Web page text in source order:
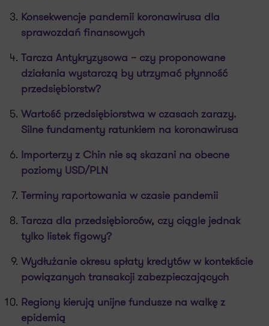
Konsekwencje pandemii koronawirusa dla
sprawozdań finansowych
Tarcza Antykryzysowa – czy proponowane
działania wystarczą by utrzymać płynność
przedsiębiorstw?
Wartość przedsiębiorstwa w czasach zarazy.
Silne fundamenty ratunkiem na koronawirusa
Importerzy z Chin nie są skazani na obecne
poziomy USD/PLN
Terminy raportowania w czasie pandemii
Tarcza dla przedsiębiorców, czy ciągle jednak
tylko listek figowy?
Wydłużanie okresu spłaty kredytów w kontekście
powiązanych transakcji zabezpieczających
Regiony kierują unijne fundusze na walkę z
epidemią